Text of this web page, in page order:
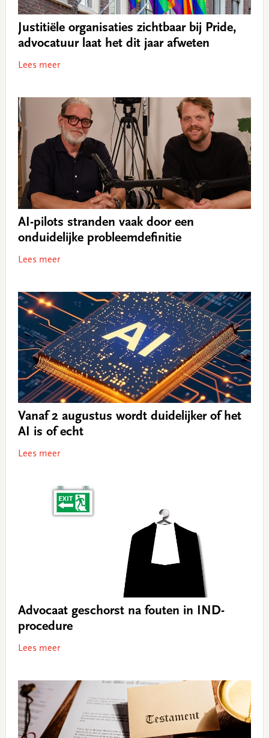
Justitiële organisaties zichtbaar bij Pride,
advocatuur laat het dit jaar afweten
Lees meer
AI-pilots stranden vaak door een
onduidelijke probleemdefinitie
Lees meer
Vanaf 2 augustus wordt duidelijker of het
AI is of echt
Lees meer
Advocaat geschorst na fouten in IND-
procedure
Lees meer